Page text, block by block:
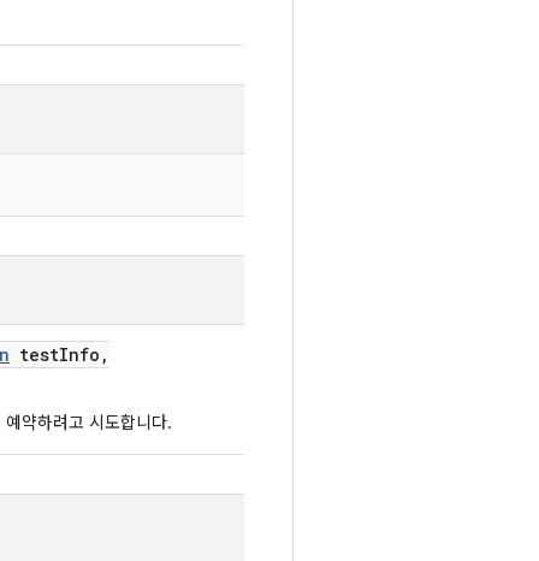
testInfo ,
약하려고 시도합니다.